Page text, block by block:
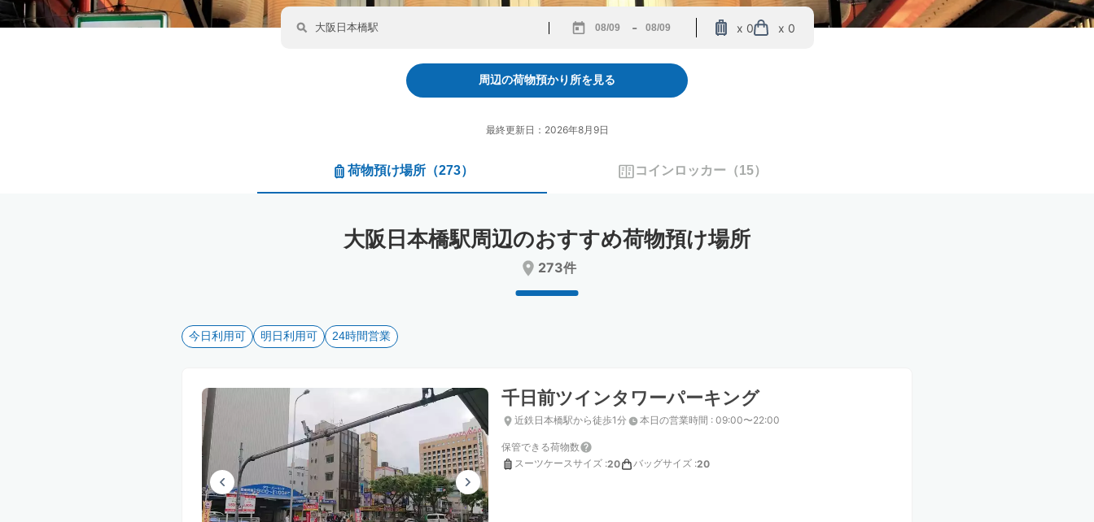
forward
to
interact
the
select
the
changing
dates.
-
backward
interact
select
the
changing
dates.
x 0 x 0
周辺の荷物預かり所を見る
最終更新日：2026年8月9日
荷物預け場所（273） コインロッカー （15）
大阪日本橋駅周辺のおすすめ荷物預け場所
273件
今日利用可 明日利用可 24時間営業
千日前ツインタワーパーキング
近鉄日本橋駅から徒歩1分 本日の営業時間 : 09:00〜22:00
保管できる荷物数
スーツケースサイズ :20 バッグサイズ :20